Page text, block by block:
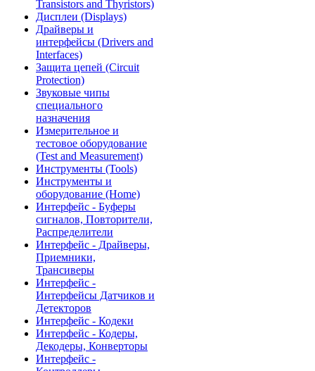
Transistors and Thyristors)
Дисплеи (Displays)
Драйверы и
интерфейсы (Drivers and
Interfaces)
Защита цепей (Circuit
Protection)
Звуковые чипы
специального
назначения
Измерительное и
тестовое оборудование
(Test and Measurement)
Инструменты (Tools)
Инструменты и
оборудование (Home)
Интерфейс - Буферы
сигналов, Повторители,
Распределители
Интерфейс - Драйверы,
Приемники,
Трансиверы
Интерфейс -
Интерфейсы Датчиков и
Детекторов
Интерфейс - Кодеки
Интерфейс - Кодеры,
Декодеры, Конверторы
Интерфейс -